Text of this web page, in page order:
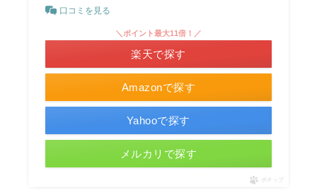
口コミを見る
Amazonで探す
＼ポイント最大11倍！／
楽天で探す
Yahooで探す
メルカリで探す
ポチップ